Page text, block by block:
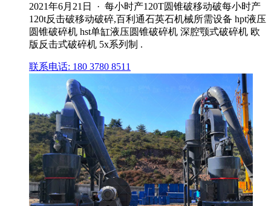
2021年6月21日 · 每小时产120T圆锥破移动破每小时产
120t反击破移动破碎,百利通石英石机械所需设备 hpt液压
圆锥破碎机 hst单缸液压圆锥破碎机 深腔颚式破碎机 欧
版反击式破碎机 5x系列制 .
联系电话: 180 3780 8511